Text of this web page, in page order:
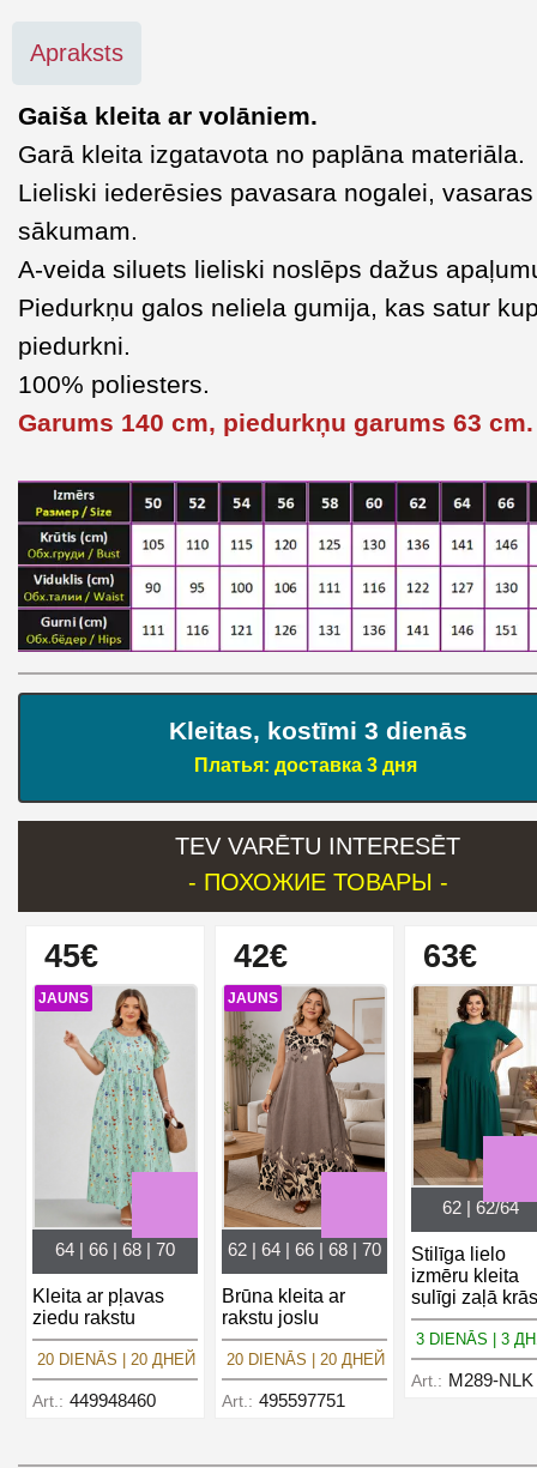
Apraksts
Gaiša kleita ar volāniem.
Garā kleita izgatavota no paplāna materiāla.
Lieliski iederēsies pavasara nogalei, vasaras
sākumam.
A-veida siluets lieliski noslēps dažus
Piedurkņu galos neliela gumija, kas satur
piedurkni.
100% poliesters.
Garums 140 cm, piedurkņu garums 63 cm.
Kleitas, kostīmi 3 dienās
Платья: доставка 3 дня
TEV VARĒTU INTERESĒT
- ПОХОЖИЕ ТОВАРЫ -
45€
JAUNS
64 | 66 | 68 | 70
Kleita ar pļavas
ziedu rakstu
20 DIENĀS | 20 ДНЕЙ
Art.: 449948460
42€
JAUNS
62 | 64 | 66 | 68 | 70
Brūna kleita ar
rakstu joslu
20 DIENĀS | 20 ДНЕЙ
Art.: 495597751
63€
62 | 62/64
Stilīga lielo
izmēru kleita
sulīgi zaļā
3 DIENĀS | 3
Art.: M289-NLK